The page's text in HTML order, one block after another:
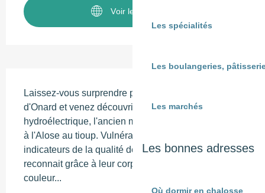
Les spécialités
Les boulangeries,
Les marchés
Les bonnes adresses
Où dormir en chalosse
Voir les sites web
Laissez-vous surprendre par la boucle thématique
d'Onard et venez découvrir la centrale
hydroélectrique, l'ancien moulin, le seuil et la pêche
à l'Alose au tioup. Vulnérables, les aloses sont des
indicateurs de la qualité de nos fleuves. On les
reconnait grâce à leur corps fusiforme et leur
couleur...